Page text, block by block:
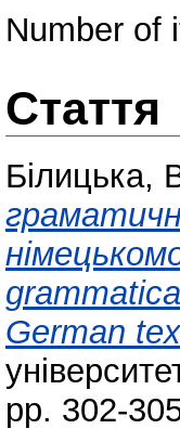
Number of
Стаття
Білицька,
German
pp. 302-